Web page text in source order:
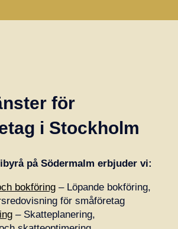
för
i Stockholm
på Södermalm erbjuder vi:
bokföring – Löpande bokföring,
för småföretag
– Skatteplanering,